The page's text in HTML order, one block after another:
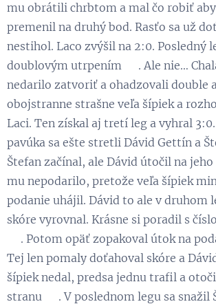
mu obrátili chrbtom a mal čo robiť
premenil na druhý bod. Rasťo sa už
nestihol. Laco zvýšil na 2:0. Posledný
doublovým utrpením 😁. Ale nie…
nedarilo zatvoriť a ohadzovali double
obojstranne strašne veľa šípiek a
Laci. Ten získal aj tretí leg a vyhral
pavúka sa ešte stretli Dávid Gettín a
Štefan začínal, ale Dávid útočil na jeho
mu nepodarilo, pretože veľa šípiek
podanie uhájil. Dávid to ale v druhom
skóre vyrovnal. Krásne si poradil s
👏. Potom opäť zopakoval útok na
Tej len pomaly doťahoval skóre a
šípiek nedal, predsa jednu trafil a
stranu 💪. V poslednom legu sa snažil